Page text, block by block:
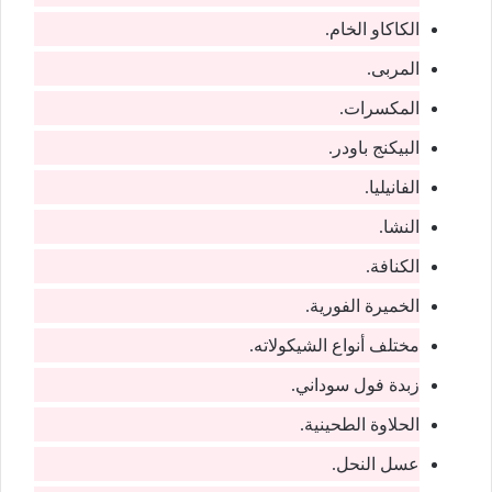
الكاكاو الخام.
المربى.
المكسرات.
البيكنج باودر.
الفانيليا.
النشا.
الكنافة.
الخميرة الفورية.
مختلف أنواع الشيكولاته.
زبدة فول سوداني.
الحلاوة الطحينية.
عسل النحل.